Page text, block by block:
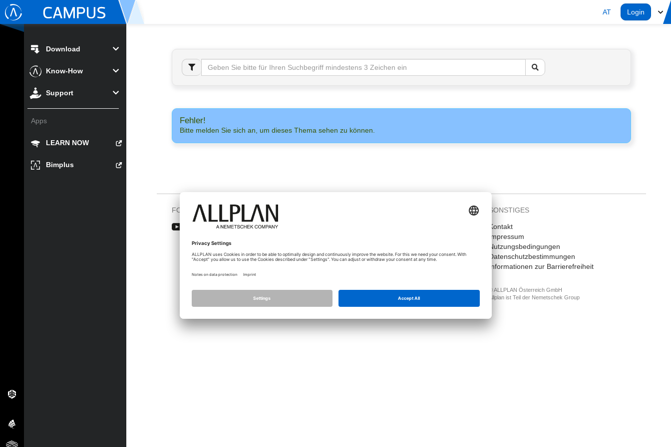
AT Login
Download
Know-How
Support
Apps
LEARN NOW
Bimplus
Fehler!
Bitte melden Sie sich an, um dieses Thema sehen zu können.
FOLGEN SIE UNS AUF
Lizenz
Datenschutz Einstellungen
SONSTIGES
Kontakt
Impressum
Nutzungsbedingungen
Datenschutzbestimmungen
Informationen zur Barrierefreiheit
© ALLPLAN Österreich GmbH
Allplan ist Teil der Nemetschek Group